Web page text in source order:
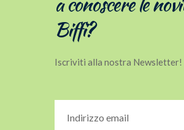
Biffi?
Iscriviti alla nostra Newsletter!